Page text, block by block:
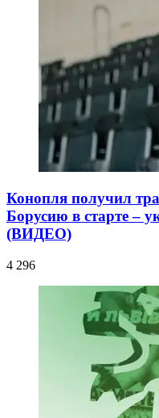
Конопля получил
Борусию в старте –
(ВИДЕО)
4 296